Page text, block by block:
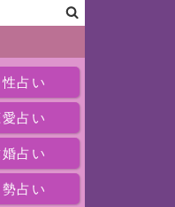
占い
占い
占い
占い